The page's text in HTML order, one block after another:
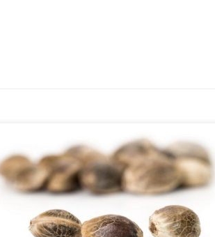
Nasiona konopi są wrażliwe na ciepło i światło, więc
nie powinno się ich wcześniej namaczać tak jak to się
dzieje w przypadku niektórych orzechów czy
strączków. Najlepiej przechowywać je w chłodnym,
suchym miejscu lub w lodówce. Nasiona możesz
dodawać do koktajli lub mielić je i posypywać nimi